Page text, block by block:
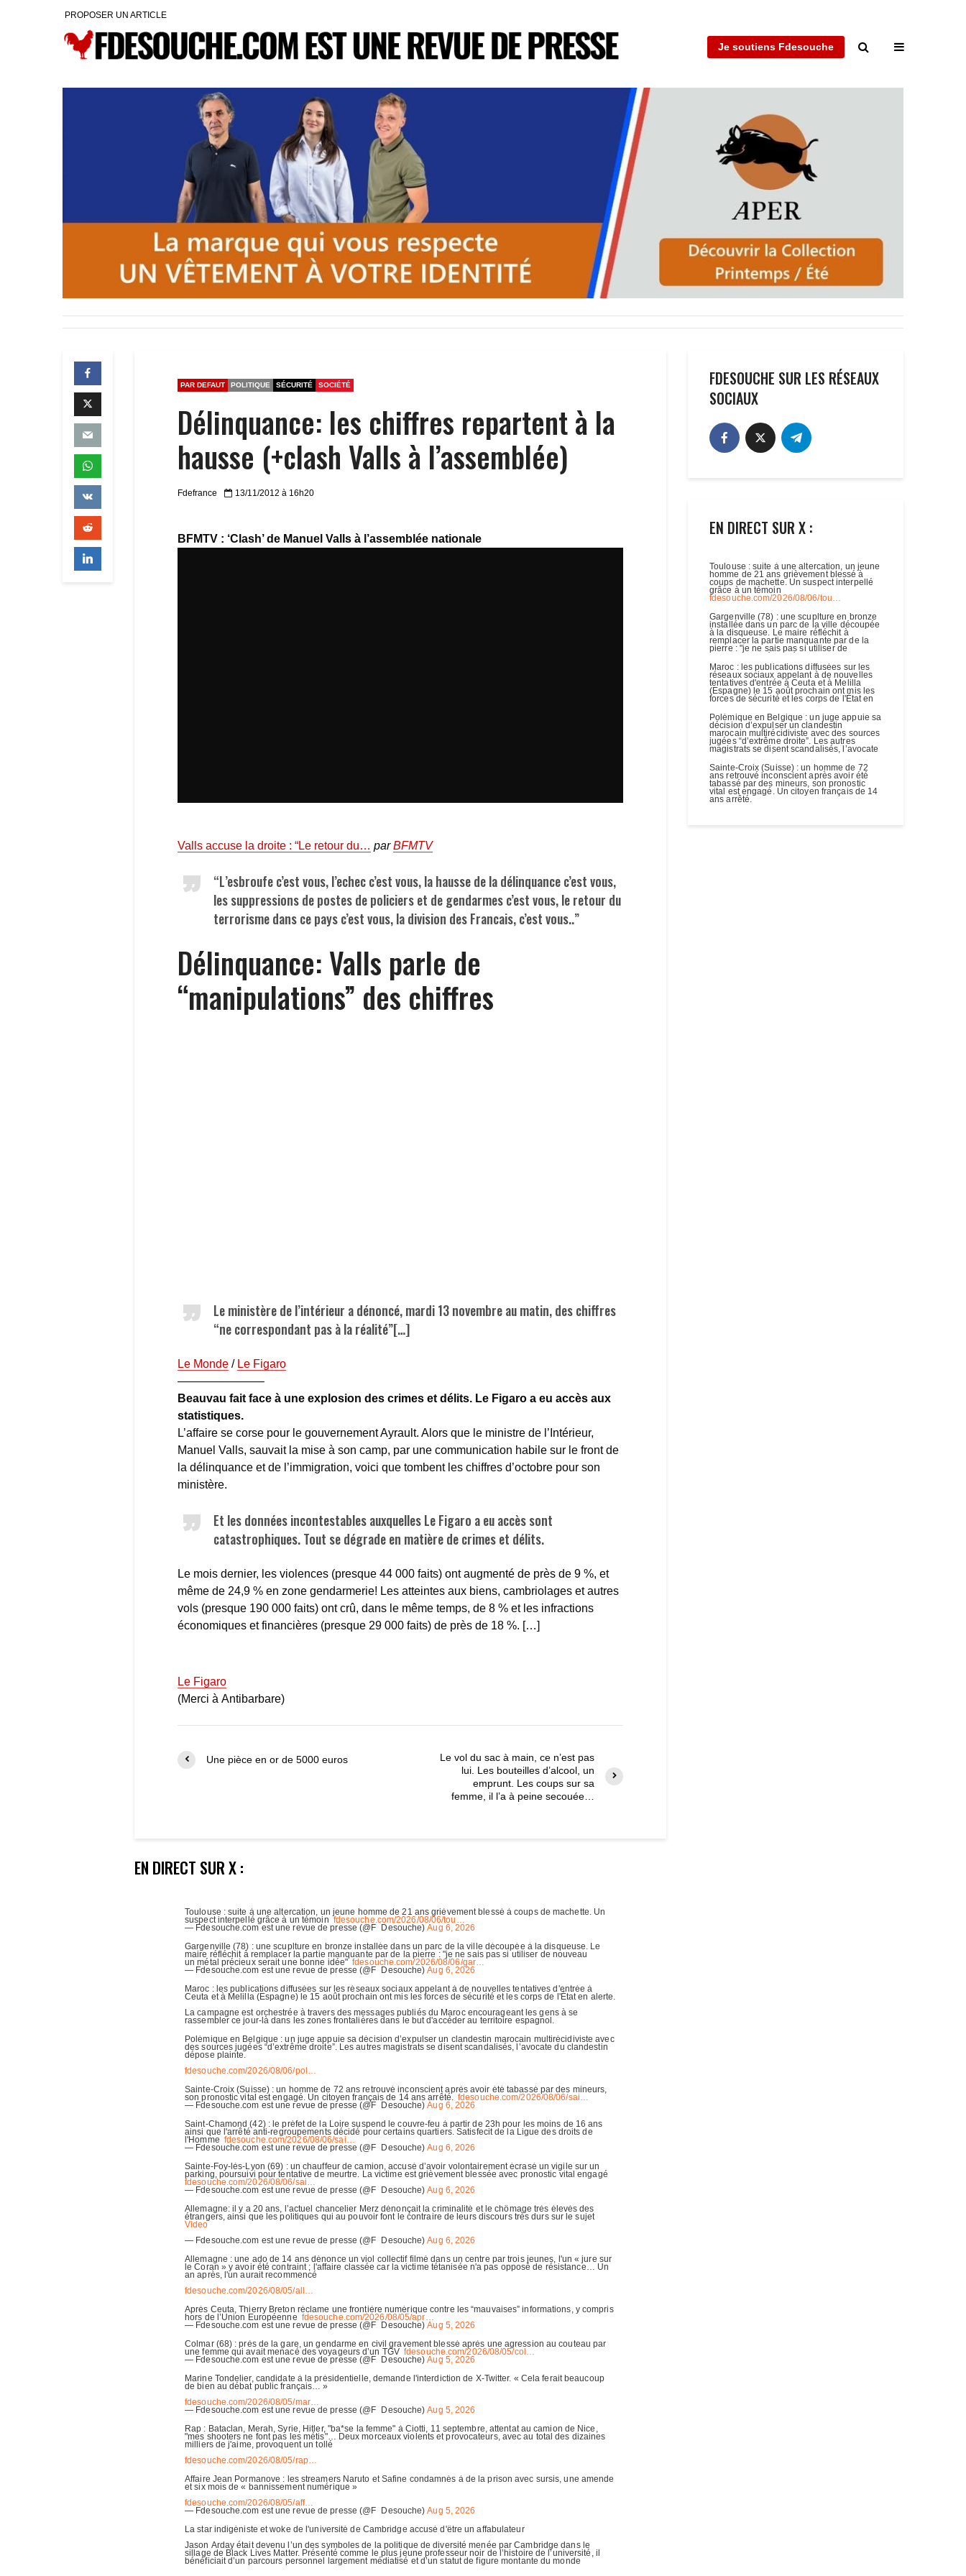
PROPOSER UN ARTICLE
Je soutiens Fdesouche
PAR DEFAUT POLITIQUE SÉCURITÉ SOCIÉTÉ
Délinquance: les chiffres repartent à la
hausse (+clash Valls à l’assemblée)
Fdefrance 13/11/2012 à 16h20
BFMTV : ‘Clash’ de Manuel Valls à l’assemblée nationale
Valls accuse la droite : “Le retour du… parBFMTV
“L’esbroufe c’est vous, l’echec c’est vous, la hausse de la délinquance c’est vous,
les suppressions de postes de policiers et de gendarmes c’est vous, le retour du
terrorisme dans ce pays c’est vous, la division des Francais, c’est vous..”
Délinquance: Valls parle de
“manipulations” des chiffres
Le ministère de l’intérieur a dénoncé, mardi 13 novembre au matin, des chiffres
“ne correspondant pas à la réalité”[…]
Le Monde / Le Figaro
———————–
Beauvau fait face à une explosion des crimes et délits. Le Figaro a eu accès aux
statistiques.
L’affaire se corse pour le gouvernement Ayrault. Alors que le ministre de l’Intérieur,
Manuel Valls, sauvait la mise à son camp, par une communication habile sur le front de
la délinquance et de l’immigration, voici que tombent les chiffres d’octobre pour son
ministère.
Et les données incontestables auxquelles Le Figaro a eu accès sont
catastrophiques. Tout se dégrade en matière de crimes et délits.
Le mois dernier, les violences (presque 44 000 faits) ont augmenté de près de 9 %, et
même de 24,9 % en zone gendarmerie! Les atteintes aux biens, cambriolages et autres
vols (presque 190 000 faits) ont crû, dans le même temps, de 8 % et les infractions
économiques et financières (presque 29 000 faits) de près de 18 %. […]
Le Figaro
(Merci à Antibarbare)
Une pièce en or de 5000 euros
Le vol du sac à main, ce n’est pas
lui. Les bouteilles d’alcool, un
emprunt. Les coups sur sa
femme, il l’a à peine secouée…
EN DIRECT SUR X :
FDESOUCHE SUR LES RÉSEAUX
SOCIAUX
EN DIRECT SUR X :